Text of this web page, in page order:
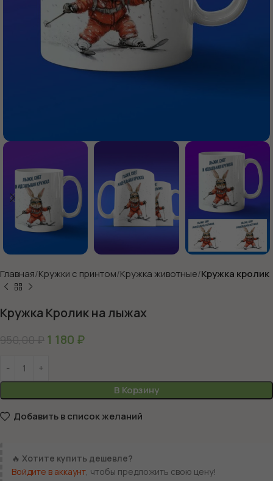
Главная Кружки с принтом Кружка животные Кружка кролик
Кружка Кролик на лыжах
950,00₽ 1 180 ₽
В Корзину
Добавить в список желаний
🔥 Хотите купить дешевле?
Войдите в аккаунт , чтобы предложить свою цену!